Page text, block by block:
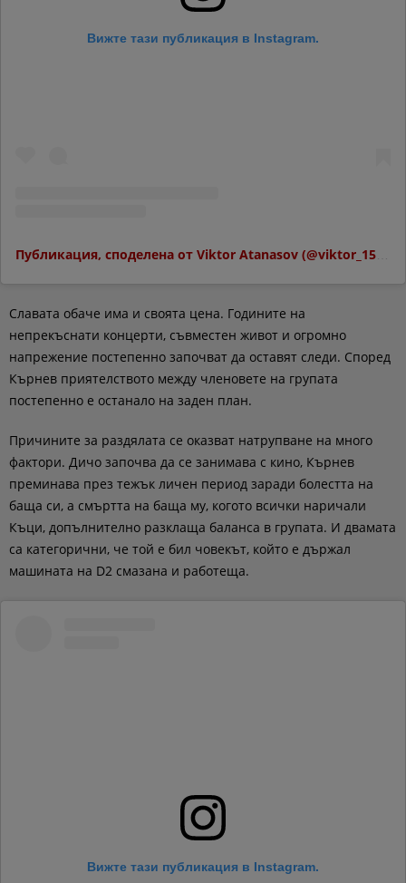
Вижте тази публикация в Instagram.
Публикация, споделена от Viktor Atanasov (@viktor_15_atanasoff)
Славата обаче има и своята цена. Годините на
непрекъснати концерти, съвместен живот и огромно
напрежение постепенно започват да оставят следи. Според
Кърнев приятелството между членовете на групата
постепенно е останало на заден план.
Причините за раздялата се оказват натрупване на много
фактори. Дичо започва да се занимава с кино, Кърнев
преминава през тежък личен период заради болестта на
баща си, а смъртта на баща му, когото всички наричали
Къци, допълнително разклаща баланса в групата. И двамата
са категорични, че той е бил човекът, който е държал
машината на D2 смазана и работеща.
Вижте тази публикация в Instagram.